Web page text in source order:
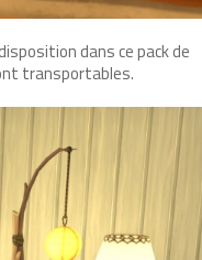
dans ce pack de
transportables.